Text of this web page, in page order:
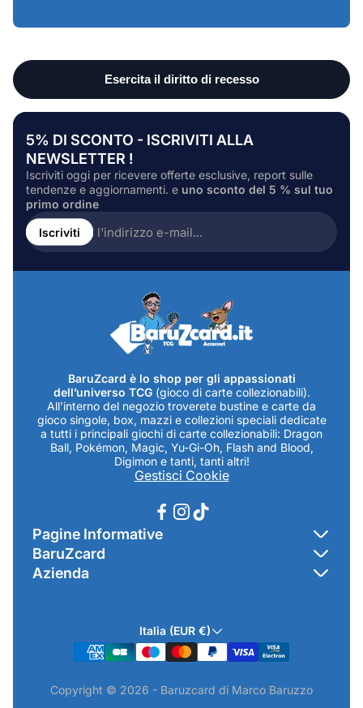
5% DI SCONTO - ISCRIVITI ALLA
NEWSLETTER !
Iscriviti oggi per ricevere offerte esclusive, report sulle
tendenze e aggiornamenti. e uno sconto del 5 % sul tuo
primo ordine
Inserire
l'indirizzo
e-
Iscriviti
BaruZcard è lo shop per gli appassionati
dell’universo TCG (gioco di carte collezionabili).
All’interno del negozio troverete bustine e carte da
gioco singole, box, mazzi e collezioni speciali dedicate
a tutti i principali giochi di carte collezionabili: Dragon
Ball, Pokémon, Magic, Yu-Gi-Oh, Flash and Blood,
Digimon e tanti, tanti altri!
Gestisci Cookie
Pagine Informative
Contatti
Termini & Condizioni
BaruZcard
Chi-sono
Scopri il Negozio Fisico !
Azienda
Indirizzo Negozio: Via Luigi Valentini 1a Traversa - SNC
19021 Arcola (SP)
P.IVA.: 01520250117
Italia (EUR €)
Copyright © 2026 - Baruzcard di Marco Baruzzo